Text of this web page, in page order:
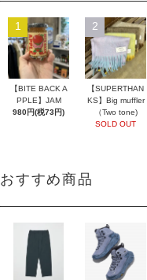
1
【BITE BACK A
PPLE】JAM
980円(税73円)
2
【SUPERTHAN
KS】Big muffler
（Two tone)
SOLD OUT
おすすめ商品